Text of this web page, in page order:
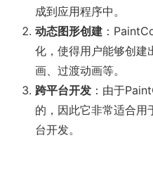
成到应用程序中。
动态图形创建 ：
化，使得用户能够创建
画、过渡动画等。
跨平台开发 ：由于
的，因此它非常适合用
台开发。